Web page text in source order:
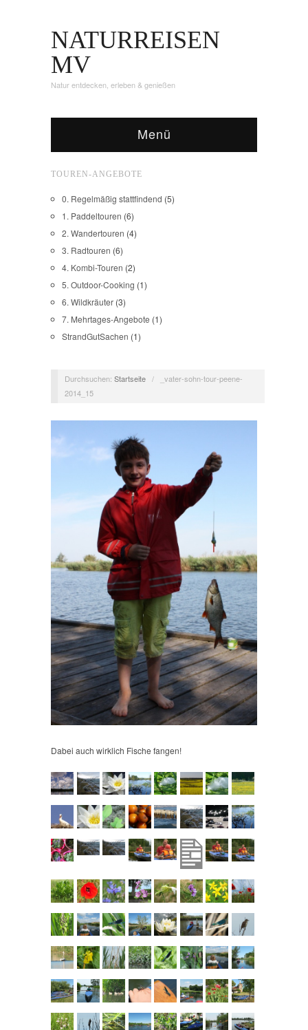
NATURREISEN
MV
Natur entdecken, erleben & genießen
Menü
TOUREN-ANGEBOTE
0. Regelmäßig stattfindend (5)
1. Paddeltouren (6)
2. Wandertouren (4)
3. Radtouren (6)
4. Kombi-Touren (2)
5. Outdoor-Cooking (1)
6. Wildkräuter (3)
7. Mehrtages-Angebote (1)
StrandGutSachen (1)
Durchsuchen: Startseite /
_vater-sohn-tour-peene-
2014_15
Dabei auch wirklich Fische fangen!